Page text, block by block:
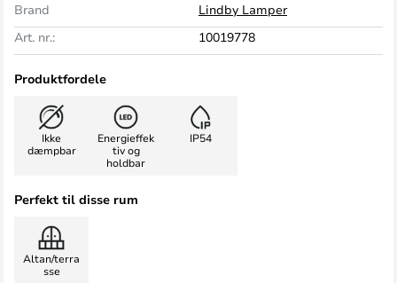
Brand
Lindby Lamper
Art. nr.:
10019778
Produktfordele
Ikke
dæmpbar
Energieffek
tiv og
holdbar
IP54
Perfekt til disse rum
Altan/terra
sse